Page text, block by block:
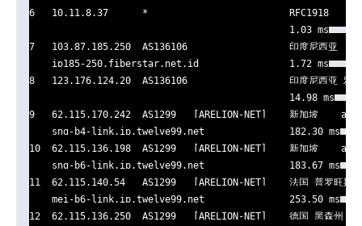
6   10.11.8.37      *
                                              1.03 ms
7   103.87.185.250  AS136106                  印度尼西亚
    ip185-250.fiberstar.net.id                1.72 ms
8   123.176.124.20  AS136106                  印度尼西亚
                                              14.98 ms
9   62.115.170.242  AS1299   [ARELION-NET]    新加坡
    sng-b4-link.ip.twelve99.net               182.30 ms
10  62.115.136.198  AS1299   [ARELION-NET]    新加坡
    sng-b6-link.ip.twelve99.net               183.67 ms
11  62.115.140.54   AS1299   [ARELION-NET]    法国 普罗旺斯-
    mei-b6-link.ip.twelve99.net               253.50 ms
12  62.115.136.250  AS1299   [ARELION-NET]    德国 黑森州